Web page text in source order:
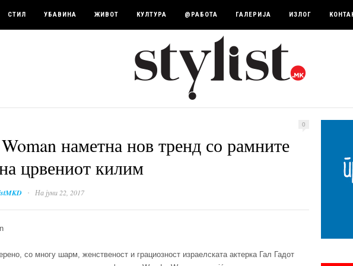
СТИЛ УБАВИНА ЖИВОТ КУЛТУРА @РАБОТА ГАЛЕРИЈА ИЗЛОГ
0
наметна нов тренд со рамните
црвениот килим
· На јуни 22, 2017
со многу шарм, женственост и грациозност израелската актерка Гал Гадот